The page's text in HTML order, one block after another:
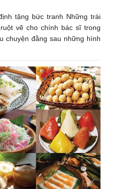
tặng bức tranh Những trái
vẽ cho chính bác sĩ trong
chuyện đằng sau những hình